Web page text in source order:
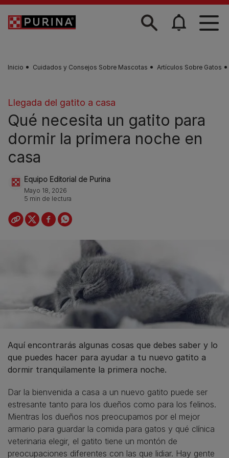
Skip to main content
Inicio Cuidados y Consejos Sobre Mascotas Artículos Sobre Gatos
Llegada del gatito a casa
Qué necesita un gatito para
dormir la primera noche en
casa
Equipo Editorial de Purina
Mayo 18, 2026
5 min de lectura
Aquí encontrarás algunas cosas que debes saber y lo
que puedes hacer para ayudar a tu nuevo gatito a
dormir tranquilamente la primera noche.
Dar la bienvenida a casa a un nuevo gatito puede ser
estresante tanto para los dueños como para los felinos.
Mientras los dueños nos preocupamos por el mejor
armario para guardar la comida para gatos y qué clínica
veterinaria elegir, el gatito tiene un montón de
preocupaciones diferentes con las que lidiar. Hay gente